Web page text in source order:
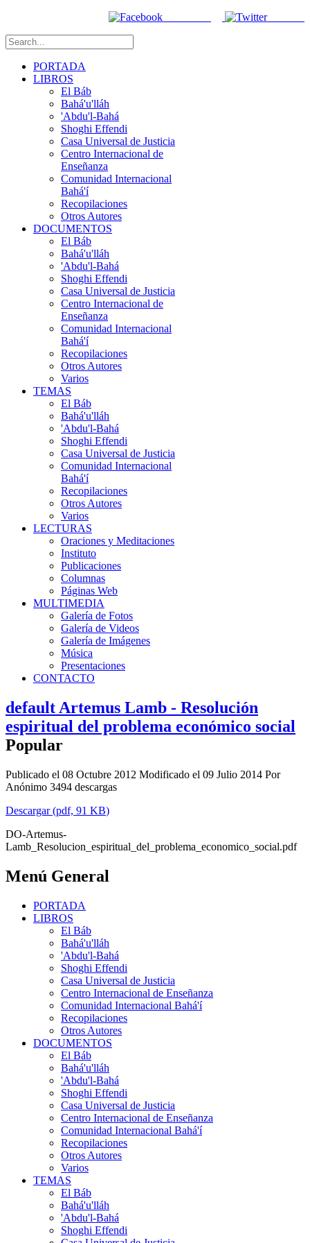
PORTADA
LIBROS
El Báb
Bahá'u'lláh
'Abdu'l-Bahá
Shoghi Effendi
Casa Universal de Justicia
Centro Internacional de
Enseñanza
Comunidad Internacional
Bahá'í
Recopilaciones
Otros Autores
DOCUMENTOS
El Báb
Bahá'u'lláh
'Abdu'l-Bahá
Shoghi Effendi
Casa Universal de Justicia
Centro Internacional de
Enseñanza
Comunidad Internacional
Bahá'í
Recopilaciones
Otros Autores
Varios
TEMAS
El Báb
Bahá'u'lláh
'Abdu'l-Bahá
Shoghi Effendi
Casa Universal de Justicia
Comunidad Internacional
Bahá'í
Recopilaciones
Otros Autores
Varios
LECTURAS
Oraciones y Meditaciones
Instituto
Publicaciones
Columnas
Páginas Web
MULTIMEDIA
Galería de Fotos
Galería de Videos
Galería de Imágenes
Música
Presentaciones
CONTACTO
default Artemus Lamb - Resolución
espiritual del problema económico social
Popular
Publicado el 08 Octubre 2012 Modificado el 09 Julio 2014 Por
Anónimo 3494 descargas
Descargar(pdf, 91 KB)
DO-Artemus-
Lamb_Resolucion_espiritual_del_problema_economico_social.pdf
Menú General
PORTADA
LIBROS
El Báb
Bahá'u'lláh
'Abdu'l-Bahá
Shoghi Effendi
Casa Universal de Justicia
Centro Internacional de Enseñanza
Comunidad Internacional Bahá'í
Recopilaciones
Otros Autores
DOCUMENTOS
El Báb
Bahá'u'lláh
'Abdu'l-Bahá
Shoghi Effendi
Casa Universal de Justicia
Centro Internacional de Enseñanza
Comunidad Internacional Bahá'í
Recopilaciones
Otros Autores
Varios
TEMAS
El Báb
Bahá'u'lláh
'Abdu'l-Bahá
Shoghi Effendi